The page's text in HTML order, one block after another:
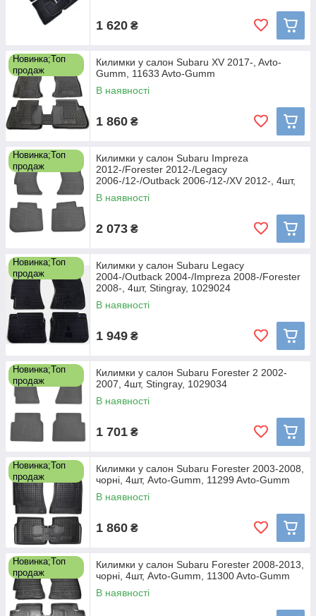
1 620 ₴
Новинка;Топ
продаж
Килимки у салон Subaru XV 2017-, Avto-
Gumm, 11633 Avto-Gumm
В наявності
1 860 ₴
Новинка;Топ
продаж
Килимки у салон Subaru Impreza
2012-/Forester 2012-/Legacy
2006-/12-/Outback 2006-/12-/XV 2012-, 4шт,
Stingray, 1029014
В наявності
2 073 ₴
Новинка;Топ
продаж
Килимки у салон Subaru Legacy
2004-/Outback 2004-/Impreza 2008-/Forester
2008-, 4шт, Stingray, 1029024
В наявності
1 949 ₴
Новинка;Топ
продаж
Килимки у салон Subaru Forester 2 2002-
2007, 4шт, Stingray, 1029034
В наявності
1 701 ₴
Новинка;Топ
продаж
Килимки у салон Subaru Forester 2003-2008,
чорні, 4шт, Avto-Gumm, 11299 Avto-Gumm
В наявності
1 860 ₴
Новинка;Топ
продаж
Килимки у салон Subaru Forester 2008-2013,
чорні, 4шт, Avto-Gumm, 11300 Avto-Gumm
В наявності